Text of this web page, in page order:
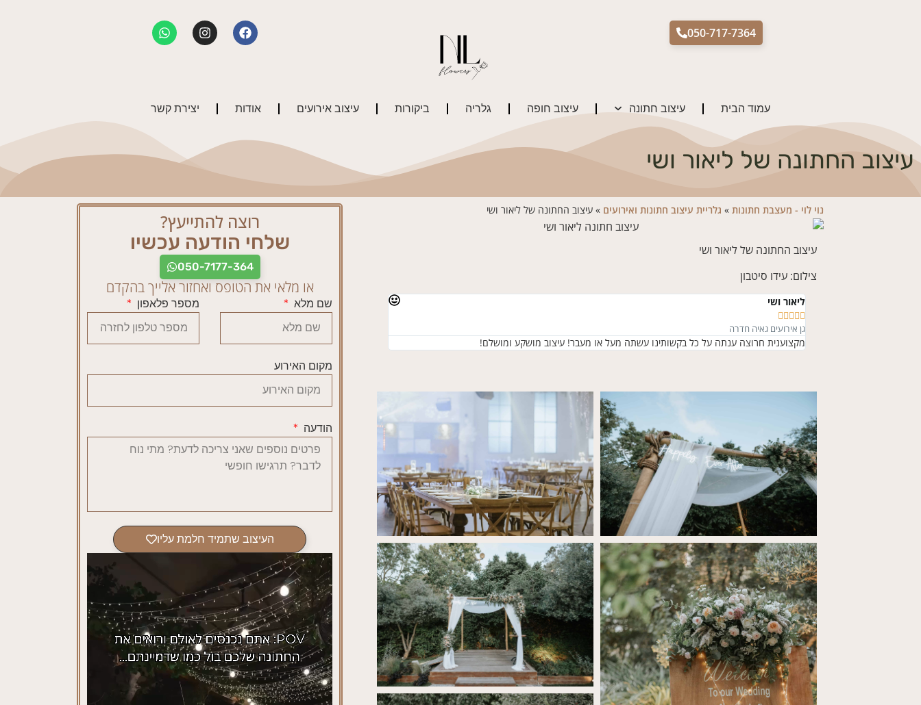
050-717-7364
עמוד הבית עיצוב חתונה עיצוב חופה גלריה ביקורות עיצוב אירועים אודות יצירת קשר
עיצוב החתונה של ליאור ושי
נוי לוי - מעצבת חתונות » גלריית עיצוב חתונות ואירועים »עיצוב החתונה של ליאור ושי
עיצוב החתונה של ליאור ושי
צילום: עידו סיטבון
ליאור ושי





גן אירועים גאיה חדרה
מקצוענית חרוצה ענתה על כל בקשותינו עשתה מעל או מעבר! עיצוב מושקע ומושלם!
רוצה להתייעץ?
שלחי הודעה עכשיו
050-7177-364
או מלאי את הטופס ואחזור אלייך בהקדם
שם מלא מספר פלאפון
מקום האירוע
הודעה
העיצוב שתמיד חלמת עליו